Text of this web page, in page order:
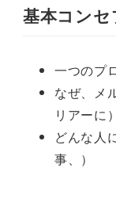
基本コン
一つのプ
なぜ、メ
リアーに）
どんな人
事、）